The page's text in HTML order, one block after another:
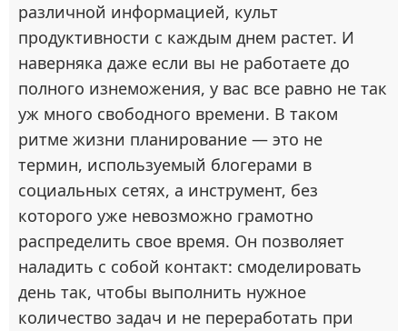
различной информацией, культ
продуктивности с каждым днем растет. И
наверняка даже если вы не работаете до
полного изнеможения, у вас все равно не так
уж много свободного времени. В таком
ритме жизни планирование — это не
термин, используемый блогерами в
социальных сетях, а инструмент, без
которого уже невозможно грамотно
распределить свое время. Он позволяет
наладить с собой контакт: смоделировать
день так, чтобы выполнить нужное
количество задач и не переработать при